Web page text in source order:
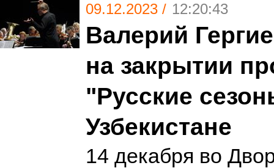
09.12.2023 / 12:20:43
Валерий
на закрытии
"Русские
Узбекистане
14 декабря во